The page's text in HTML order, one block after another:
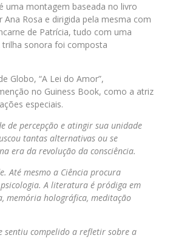
é uma montagem baseada no livro
Rosa e dirigida pela mesma com
de Patrícia, tudo com uma
trilha sonora foi composta
Globo, “A Lei do Amor”,
no Guiness Book, como a atriz
especiais.
de percepção e atingir sua unidade
tantas alternativas ou se
era da revolução da consciência.
Até mesmo a Ciência procura
A literatura é pródiga em
memória holográfica, meditação
sentiu compelido a refletir sobre a